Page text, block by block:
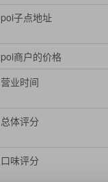
poi子点地址
poi商户的价格
营业时间
总体评分
口味评分